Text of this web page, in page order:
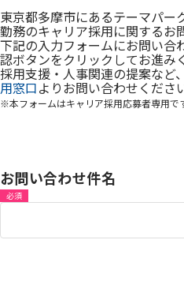
東京都多摩市にあるテーマパー
勤務のキャリア採用に関するお
下記の入力フォームにお問い合
認ボタンをクリックしてお進み
採用支援・人事関連の提案など
用窓口よりお問い合わせくださ
※本フォームはキャリア採用応募者専用です
お問い合わせ件名
必須